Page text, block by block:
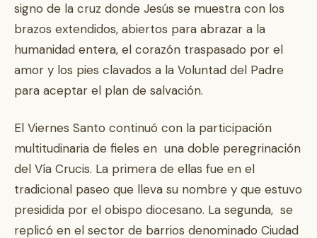
signo de la cruz donde Jesús se muestra con los
brazos extendidos, abiertos para abrazar a la
humanidad entera, el corazón traspasado por el
amor y los pies clavados a la Voluntad del Padre
para aceptar el plan de salvación.
El Viernes Santo continuó con la participación
multitudinaria de fieles en una doble peregrinación
del Vía Crucis. La primera de ellas fue en el
tradicional paseo que lleva su nombre y que estuvo
presidida por el obispo diocesano. La segunda, se
replicó en el sector de barrios denominado Ciudad